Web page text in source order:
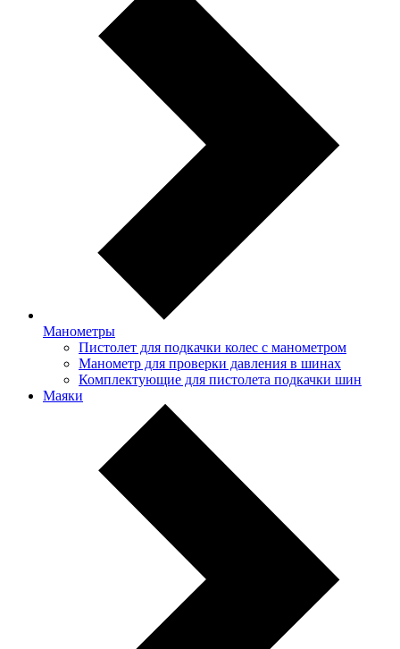
Манометры
Пистолет для подкачки колес с манометром
Манометр для проверки давления в шинах
Комплектующие для пистолета подкачки шин
Маяки